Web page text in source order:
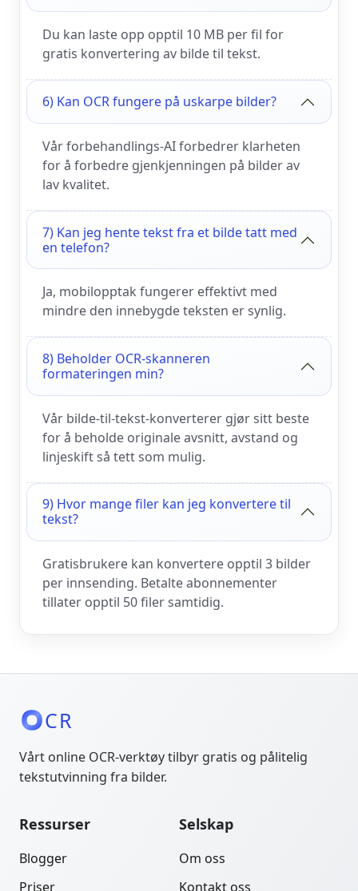
Du kan laste opp opptil 10 MB per fil for
gratis konvertering av bilde til tekst.
6) Kan OCR fungere på uskarpe bilder?
Vår forbehandlings-AI forbedrer klarheten
for å forbedre gjenkjenningen på bilder av
lav kvalitet.
7) Kan jeg hente tekst fra et bilde tatt med
en telefon?
Ja, mobilopptak fungerer effektivt med
mindre den innebygde teksten er synlig.
8) Beholder OCR-skanneren
formateringen min?
Vår bilde-til-tekst-konverterer gjør sitt beste
for å beholde originale avsnitt, avstand og
linjeskift så tett som mulig.
9) Hvor mange filer kan jeg konvertere til
tekst?
Gratisbrukere kan konvertere opptil 3 bilder
per innsending. Betalte abonnementer
tillater opptil 50 filer samtidig.
CR
Vårt online OCR-verktøy tilbyr gratis og pålitelig
tekstutvinning fra bilder.
Ressurser
Blogger
Priser
Selskap
Om oss
Kontakt oss